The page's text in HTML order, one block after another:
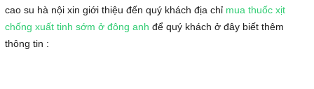
cao su hà nội xin giới thiệu đến quý khách địa chỉ mua thuốc xịt
chống xuất tinh sớm ở đông anh để quý khách ở đây biết thêm
thông tin :